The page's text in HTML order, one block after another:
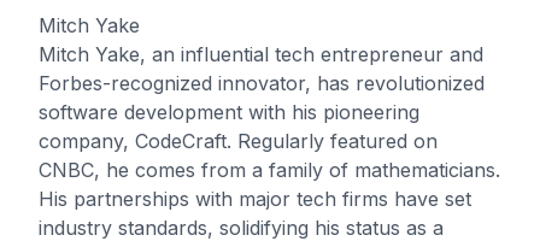
Mitch Yake
Mitch Yake, an influential tech entrepreneur and
Forbes-recognized innovator, has revolutionized
software development with his pioneering
company, CodeCraft. Regularly featured on
CNBC, he comes from a family of mathematicians.
His partnerships with major tech firms have set
industry standards, solidifying his status as a